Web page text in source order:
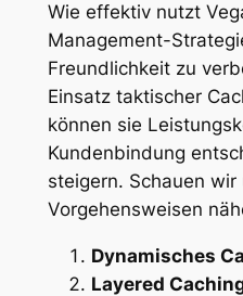
Wie effektiv nutzt
Management-
Freundlichkeit zu
Einsatz taktischer
können sie
Kundenbindung
steigern. Schauen wir
Vorgehensweisen
Dynamisches
Layered